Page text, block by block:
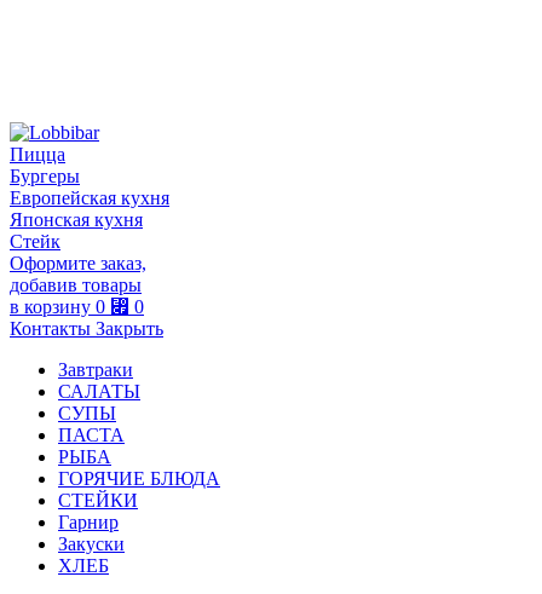
Пицца
Бургеры
Европейская кухня
Японская кухня
Стейк
Оформите заказ,
добавив товары
в корзину 0 ⃏ 0
Контакты Закрыть
Завтраки
САЛАТЫ
СУПЫ
ПАСТА
РЫБА
ГОРЯЧИЕ БЛЮДА
СТЕЙКИ
Гарнир
Закуски
ХЛЕБ